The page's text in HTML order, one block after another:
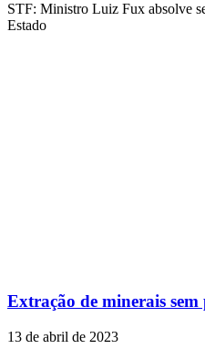
STF: Ministro Luiz Fux absolve
Estado
Extração de minerais
13 de abril de 2023